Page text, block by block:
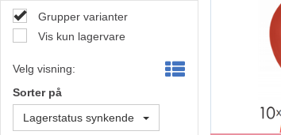
Grupper varianter
Vis kun lagervare
Velg visning:
Sorter på
Lagerstatus synkende